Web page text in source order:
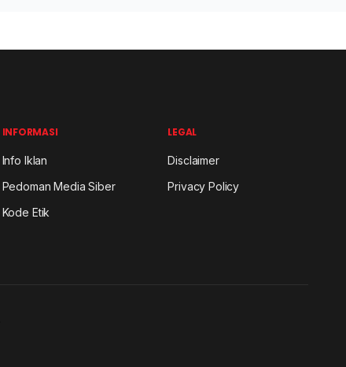
INFORMASI
Info Iklan
Pedoman Media Siber
Kode Etik
LEGAL
Disclaimer
Privacy Policy